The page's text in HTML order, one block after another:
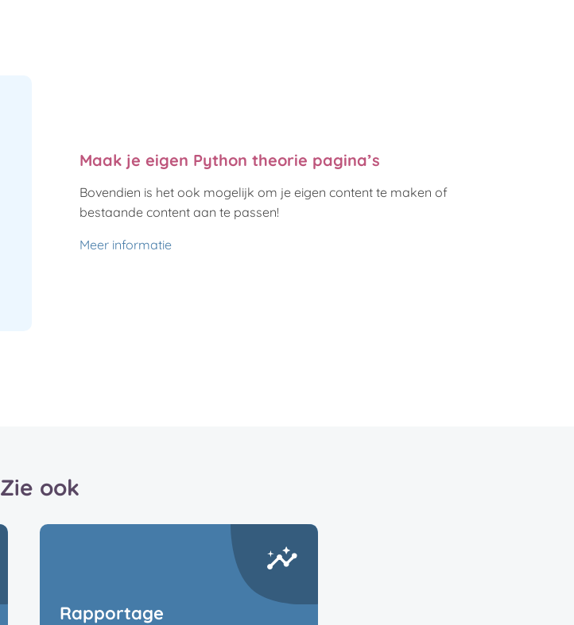
Maak je eigen Python theorie pagina’s
Bovendien is het ook mogelijk om je eigen content te maken of
bestaande content aan te passen!
Meer informatie
Zie ook
Rapportage